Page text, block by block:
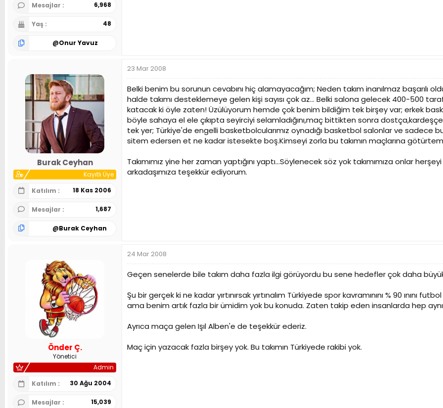
Mesajlar 6,968
Yaş 48
@Onur Yavuz
Burak Ceyhan
Kayıtlı Üye
Katılım
18 Kas 2006
Mesajlar 1,687
@Burak Ceyhan
23 Mar 2008
Belki benim bu sorunun cevabını hiç alamayacağım; Neden takım inanılmaz
halde takımı desteklemeye gelen kişi sayısı çok az... Belki salona gelecek 400-500
katacak ki öyle zaten! Üzülüyorum hemde çok benim bildiğim tek birşey var; erkek
böyle sahaya el ele çıkıpta seyirciyi selamladığını,maç bittikten sonra
tek yer; Türkiye'de engelli basketbolcularımız oynadığı basketbol salonlar ve sadece
sitem edersen et ne kadar istesekte boş.Kimseyi zorla bu takımın maçlarına
Takımımız yine her zaman yaptığını yaptı...Söylenecek söz yok takımımıza onlar
arkadaşımıza teşekkür ediyorum.
Önder Ç.
Yönetici
Admin
Katılım
30 Ağu 2004
Mesajlar 15,039
24 Mar 2008
Geçen senelerde bile takım daha fazla ilgi görüyordu bu sene hedefler çok daha
Şu bir gerçek ki ne kadar yırtınırsak yırtınalım Türkiyede spor kavramınını % 90 ınını
ama benim artık fazla bir ümidim yok bu konuda. Zaten takip eden insanlarda hep
Ayrıca maça gelen Işıl Alben'e de teşekkür ederiz.
Maç için yazacak fazla birşey yok. Bu takımın Türkiyede rakibi yok.